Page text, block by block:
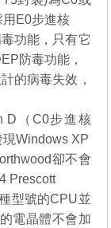
用E0步進核
功能，只有它
防毒功能，
的病毒失效，
（C0步進核
Windows XP
卻不會
Prescott
型號的CPU並
電晶體不會加